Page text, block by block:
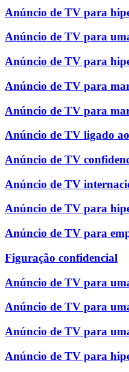
Anúncio de TV para
Anúncio de TV para
Anúncio de TV para
Anúncio de TV para
Anúncio de TV para
Anúncio de TV ligado
Anúncio de TV
Anúncio de TV
Anúncio de TV para
Anúncio de TV para
Figuração confidencial
Anúncio de TV para
Anúncio de TV para
Anúncio de TV para
Anúncio de TV para